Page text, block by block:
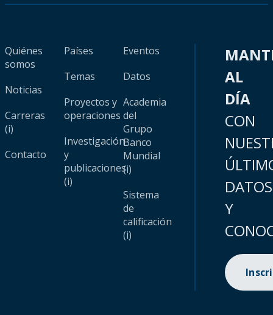
Quiénes
somos
Noticias
Carreras
(i)
Contacto
Países
Temas
Proyectos y
operaciones
Investigación
y
publicaciones
(i)
Eventos
Datos
Academia
del
Grupo
Banco
Mundial
(i)
Sistema
de
calificación
(i)
AL
DÍA
CON
DATOS
Y